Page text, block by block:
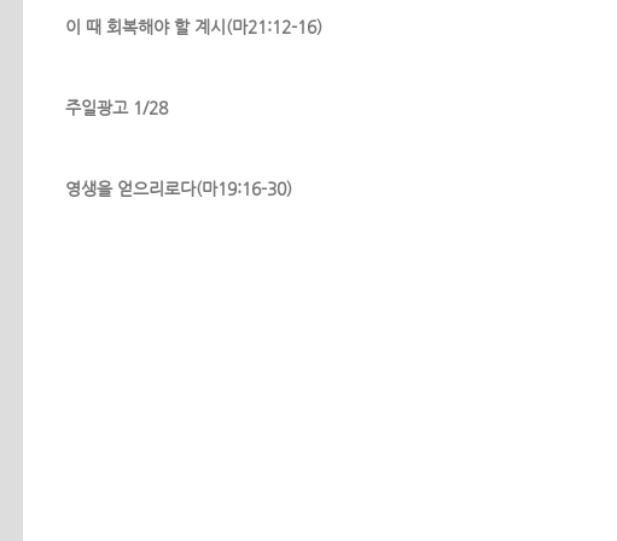
이 때 회복해야 할 계시(마21:12-16)
주일광고 1/28
영생을 얻으리로다(마19:16-30)